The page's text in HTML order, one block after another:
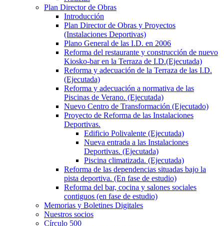
Plan Director de Obras
Introducción
Plan Director de Obras y Proyectos
(Instalaciones Deportivas)
Plano General de las I.D. en 2006
Reforma del restaurante y construcción de nuevo
Kiosko-bar en la Terraza de I.D.(Ejecutada)
Reforma y adecuación de la Terraza de las I.D.
(Ejecutada)
Reforma y adecuación a normativa de las
Piscinas de Verano. (Ejecutada)
Nuevo Centro de Transformación (Ejecutado)
Proyecto de Reforma de las Instalaciones
Deportivas.
Edificio Polivalente (Ejecutada)
Nueva entrada a las Instalaciones
Deportivas. (Ejecutada)
Piscina climatizada. (Ejecutada)
Reforma de las dependencias situadas bajo la
pista deportiva. (En fase de estudio)
Reforma del bar, cocina y salones sociales
contiguos (en fase de estudio)
Memorias y Boletines Digitales
Nuestros socios
Círculo 500